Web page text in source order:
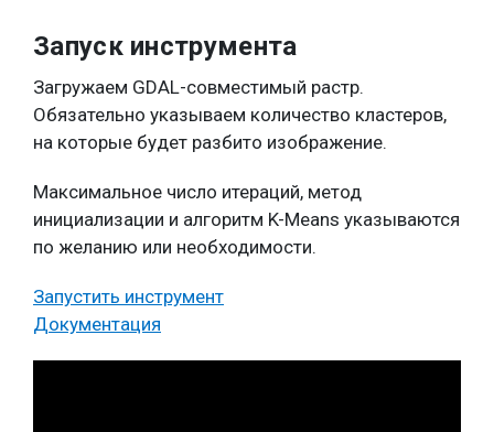
Запуск инструмента
Загружаем GDAL-совместимый растр.
Обязательно указываем количество кластеров,
на которые будет разбито изображение.
Максимальное число итераций, метод
инициализации и алгоритм K-Means указываются
по желанию или необходимости.
Запустить инструмент
Документация